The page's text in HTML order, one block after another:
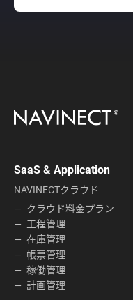
SaaS & Application
NAVINECTクラウド
クラウド料金プラン
工程管理
在庫管理
帳票管理
稼働管理
計画管理